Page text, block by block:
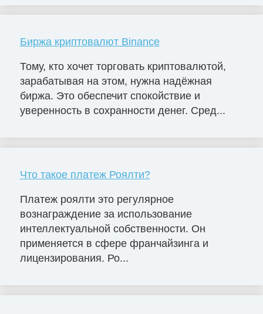
Биржа криптовалют Binance
Тому, кто хочет торговать криптовалютой,
зарабатывая на этом, нужна надёжная
биржа. Это обеспечит спокойствие и
уверенность в сохранности денег. Сред...
Что такое платеж Роялти?
Платеж роялти это регулярное
вознаграждение за использование
интеллектуальной собственности. Он
применяется в сфере франчайзинга и
лицензирования. Ро...